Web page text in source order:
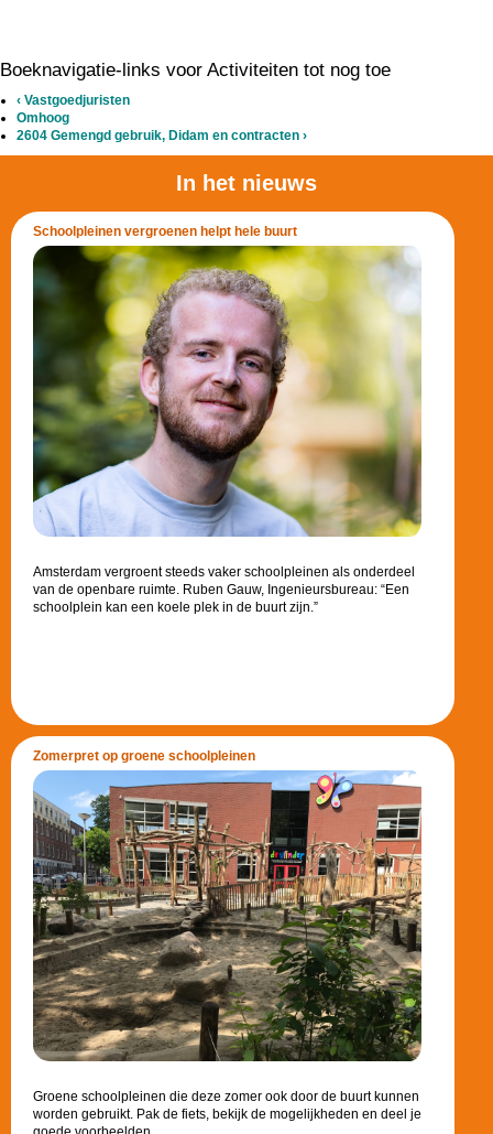
Boeknavigatie-links voor Activiteiten tot nog toe
‹ Vastgoedjuristen
Omhoog
2604 Gemengd gebruik, Didam en contracten ›
In het nieuws
Schoolpleinen vergroenen helpt hele buurt
Amsterdam vergroent steeds vaker schoolpleinen als onderdeel
van de openbare ruimte. Ruben Gauw, Ingenieursbureau: “Een
schoolplein kan een koele plek in de buurt zijn.”
Zomerpret op groene schoolpleinen
Groene schoolpleinen die deze zomer ook door de buurt kunnen
worden gebruikt. Pak de fiets, bekijk de mogelijkheden en deel je